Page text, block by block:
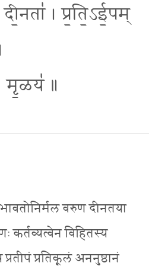
। प्र॒ति॒ऽई॒पम्
मृ॒ळय॑ ॥
वरुण दीनतया
कर्तव्यत्वेन विहितस्य
प्रतीपं प्रतिकूलं अननुष्ठानं